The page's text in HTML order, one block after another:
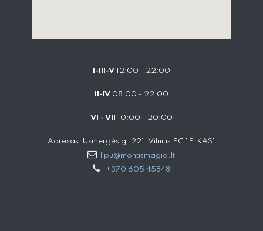
I-III-V 12:00 - 22:00
II-IV 08:00 - 22:00
VI - VII 10:00 - 20:00
Adresas: Ukmergės g. 221, Vilnius PC "PIKAS"
lipu@montismagia.lt
+370 605 45848